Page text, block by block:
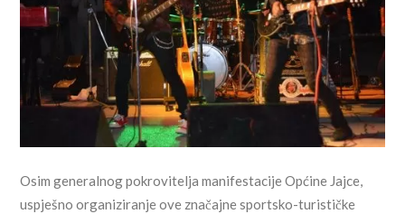
Osim generalnog pokrovitelja manifestacije Općine Jajce,
uspješno organiziranje ove značajne sportsko-turističke